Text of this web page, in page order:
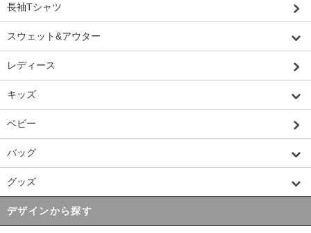
長袖Tシャツ
スウェット&アウター
レディース
キッズ
ベビー
バッグ
グッズ
デザインから探す